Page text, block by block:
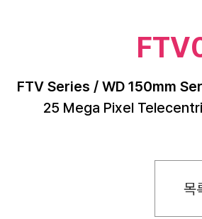
FTV Series / WD 150mm
25 Mega Pixel
목